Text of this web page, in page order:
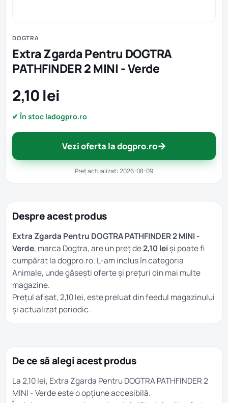
DOGTRA
Extra Zgarda Pentru DOGTRA
PATHFINDER 2 MINI - Verde
2,10 lei
✔ În stoc ladogpro.ro
Vezi oferta la dogpro.ro→
Preț actualizat: 2026-08-09
Despre acest produs
Extra Zgarda Pentru DOGTRA PATHFINDER 2 MINI -
Verde, marca Dogtra, are un preț de2,10 lei și poate fi
cumpărat la dogpro.ro. L-am inclus în categoria
Animale, unde găsești oferte și prețuri din mai multe
magazine.
Prețul afișat, 2,10 lei, este preluat din feedul magazinului
și actualizat periodic.
De ce să alegi acest produs
La 2,10 lei, Extra Zgarda Pentru DOGTRA PATHFINDER 2
MINI - Verde este o opțiune accesibilă.